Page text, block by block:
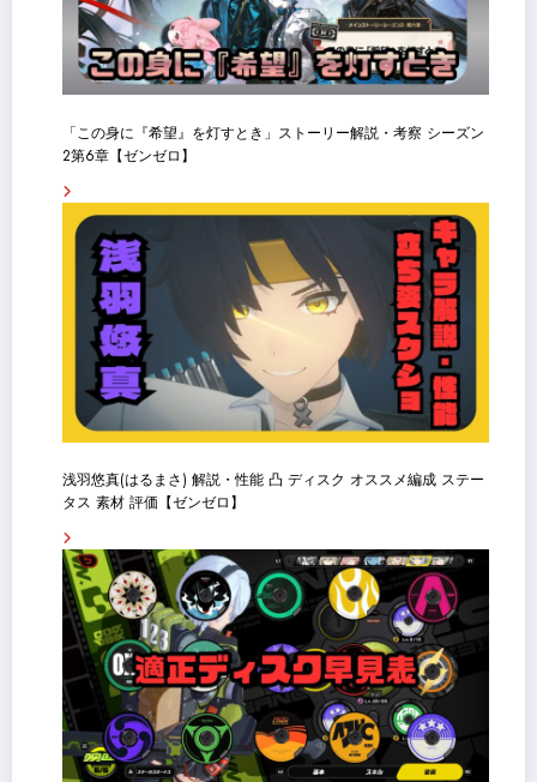
「この身に『希望』を灯すとき」ストーリー解説・考察 シーズン
2第6章【ゼンゼロ】
浅羽悠真(はるまさ) 解説・性能 凸 ディスク オススメ編成 ステー
タス 素材 評価【ゼンゼロ】